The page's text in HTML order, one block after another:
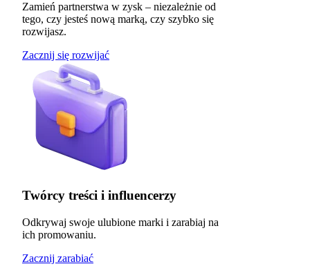
Zamień partnerstwa w zysk – niezależnie od
tego, czy jesteś nową marką, czy szybko się
rozwijasz.
Zacznij się rozwijać
Twórcy treści i influencerzy
Odkrywaj swoje ulubione marki i zarabiaj na
ich promowaniu.
Zacznij zarabiać